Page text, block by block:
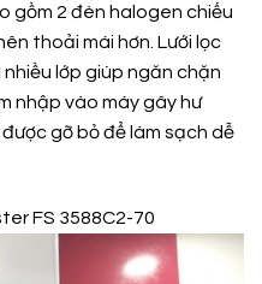
gồm 2 đèn halogen chiếu
thoải mái hơn. Lưới lọc
lớp giúp ngăn chặn
nhập vào máy gây hư
gỡ bỏ để làm sạch dễ
FS 3588C2-70